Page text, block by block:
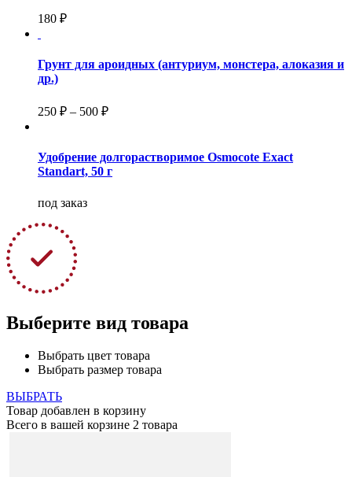
180 ₽
Грунт для ароидных (антуриум, монстера, алоказия и
др.)
250 ₽ – 500 ₽
Удобрение долгорастворимое Osmocote Exact
Standart, 50 г
под заказ
Выберите вид товара
Выбрать цвет товара
Выбрать размер товара
ВЫБРАТЬ
Товар добавлен в корзину
Всего в вашей корзине 2 товара